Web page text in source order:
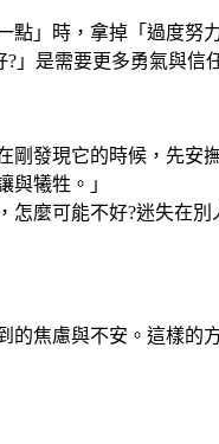
」時，拿掉「過度努
」是需要更多勇氣與信
發現它的時候，先
犧牲。」
麼可能不好?迷失在
焦慮與不安。這樣的